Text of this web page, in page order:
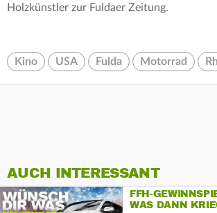
Holzkünstler zur Fuldaer Zeitung.
Kino USA Fulda Motorrad
AUCH INTERESSANT
FFH-
WAS DANN